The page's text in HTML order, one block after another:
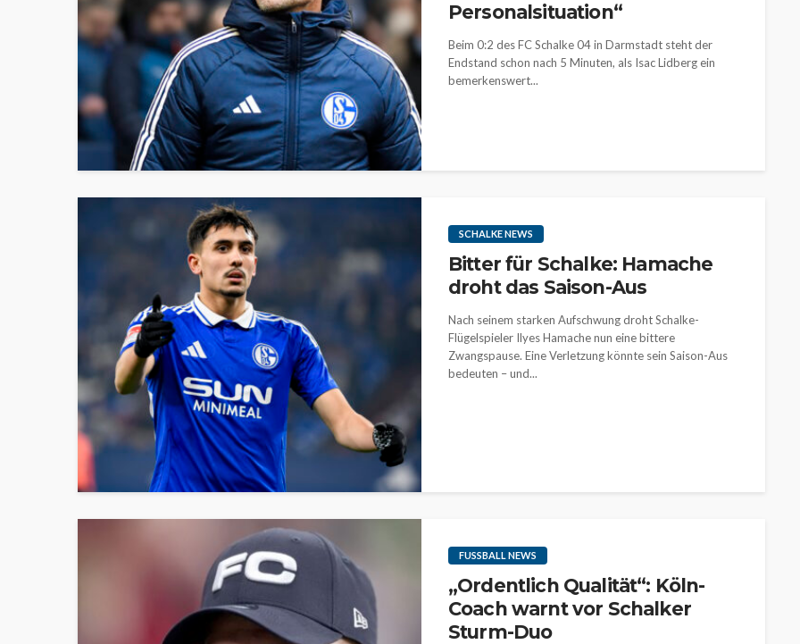
Personalsituation“
Beim 0:2 des FC Schalke 04 in Darmstadt steht der
Endstand schon nach 5 Minuten, als Isac Lidberg ein
bemerkenswert...
SCHALKE NEWS
Bitter für Schalke: Hamache
droht das Saison-Aus
Nach seinem starken Aufschwung droht Schalke-
Flügelspieler Ilyes Hamache nun eine bittere
Zwangspause. Eine Verletzung könnte sein Saison-Aus
bedeuten – und...
FUSSBALL NEWS
„Ordentlich Qualität“: Köln-
Coach warnt vor Schalker
Sturm-Duo